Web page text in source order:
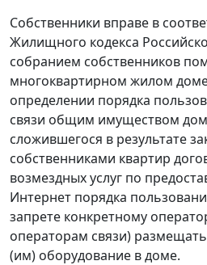
Собственники вправе в
Жилищного кодекса
собранием собственников
многоквартирном жилом
определении порядка
связи общим имуществом
сложившегося в результате
собственниками квартир
возмездных услуг по
Интернет порядка
запрете конкретному
операторам связи)
(им) оборудование в доме.